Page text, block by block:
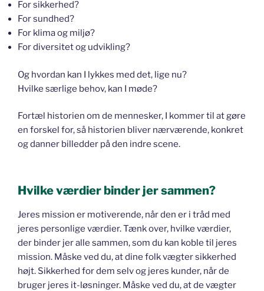
For sikkerhed?
For sundhed?
For klima og miljø?
For diversitet og udvikling?
Og hvordan kan I lykkes med det, lige nu?
Hvilke særlige behov, kan I møde?
Fortæl historien om de mennesker, I kommer til at gøre
en forskel for, så historien bliver nærværende, konkret
og danner billedder på den indre scene.
Hvilke værdier binder jer sammen?
Jeres mission er motiverende, når den er i tråd med
jeres personlige værdier. Tænk over, hvilke værdier,
der binder jer alle sammen, som du kan koble til jeres
mission. Måske ved du, at dine folk vægter sikkerhed
højt. Sikkerhed for dem selv og jeres kunder, når de
bruger jeres it-løsninger. Måske ved du, at de vægter